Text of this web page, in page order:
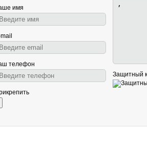
имя
телефон
Защитный